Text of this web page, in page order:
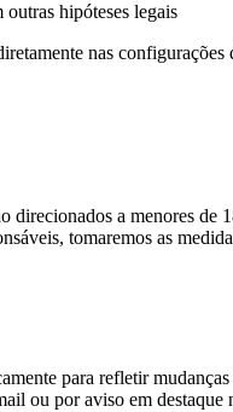
hipóteses legais
nas
direcionados a menores
tomaremos as
para refletir
ou por aviso em destaque